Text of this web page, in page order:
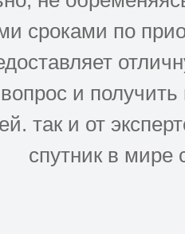
сроками по
и
так и от
спутник в